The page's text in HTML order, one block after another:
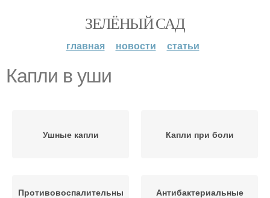
ЗЕЛЁНЫЙ САД
главная новости статьи
Капли в уши
Ушные капли Капли при боли
Противовоспалительные
Антибактериальные